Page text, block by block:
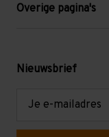
Blog
Levering en afhalen
Overige pagina's
Mezzanine
Nieuwsbrief